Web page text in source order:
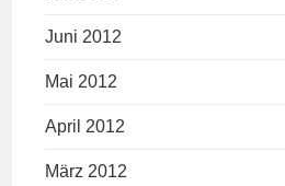
Juni 2012
Mai 2012
April 2012
März 2012